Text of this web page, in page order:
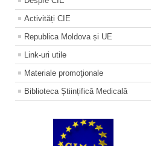
Activități CIE
Republica Moldova și UE
Link-uri utile
Materiale promoţionale
Biblioteca Științifică Medicală